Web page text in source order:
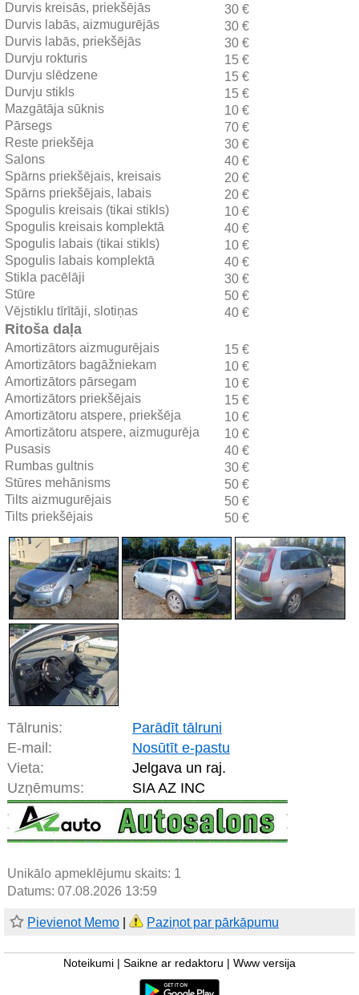
Durvis kreisās, priekšējās
30 €
Durvis labās, aizmugurējās
30 €
Durvis labās, priekšējās
30 €
Durvju rokturis
15 €
Durvju slēdzene
15 €
Durvju stikls
15 €
Mazgātāja sūknis
10 €
Pārsegs
70 €
Reste priekšēja
30 €
Salons
40 €
Spārns priekšējais, kreisais
20 €
Spārns priekšējais, labais
20 €
Spogulis kreisais (tikai stikls)
10 €
Spogulis kreisais komplektā
40 €
Spogulis labais (tikai stikls)
10 €
Spogulis labais komplektā
40 €
Stikla pacēlāji
30 €
Stūre
50 €
Vējstiklu tīrītāji, slotiņas
40 €
Ritoša daļa
Amortizātors aizmugurējais
15 €
Amortizātors bagāžniekam
10 €
Amortizātors pārsegam
10 €
Amortizātors priekšējais
15 €
Amortizātoru atspere, priekšēja
10 €
Amortizātoru atspere, aizmugurēja
10 €
Pusasis
40 €
Rumbas gultnis
30 €
Stūres mehānisms
50 €
Tilts aizmugurējais
50 €
Tilts priekšējais
50 €
Tālrunis:
Parādīt tālruni
E-mail:
Nosūtīt e-pastu
Vieta:
Jelgava un raj.
Uzņēmums:
SIA AZ INC
Unikālo apmeklējumu skaits: 1
Datums: 07.08.2026 13:59
Pievienot Memo Paziņot par pārkāpumu
Noteikumi Saikne ar redaktoru Www versija